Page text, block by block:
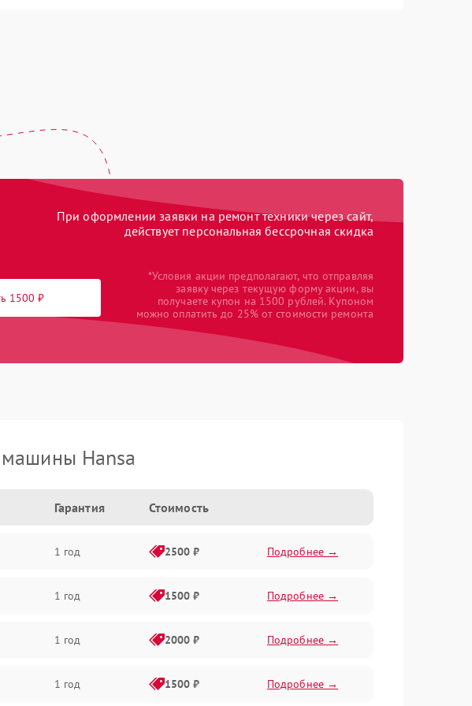
При оформлении заявки на ремонт техники через сайт,
действует персональная бессрочная скидка
1500 ₽
*Условия акции предполагают, что отправляя
заявку через текущую форму акции, вы
получаете купон на 1500 рублей. Купоном
можно оплатить до 25% от стоимости ремонта
машины Hansa
Гарантия Стоимость
1 год 2500 ₽ Подробнее →
1 год 1500 ₽ Подробнее →
1 год 2000 ₽ Подробнее →
1 год 1500 ₽ Подробнее →